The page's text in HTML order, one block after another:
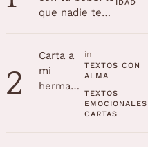
que nadie te
IDAD
2
Carta a
mi
hermana
in
TEXTOS CON
ALMA
TEXTOS
CARTAS